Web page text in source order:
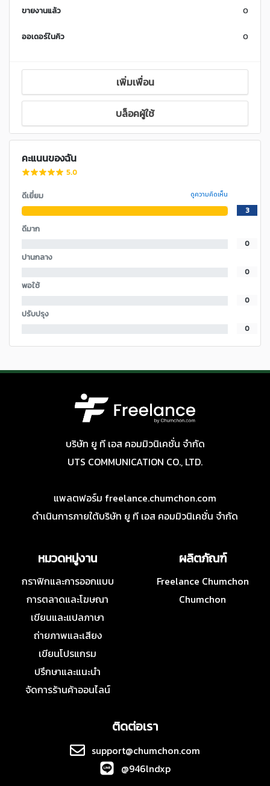
ขายงานแล้ว 0
ออเดอร์ในคิว 0
เพิ่มเพื่อน
บล็อคผู้ใช้
คะแนนของฉัน
5.0
ดีเยี่ยม ดูความคิดเห็น
3
ดีมาก
0
ปานกลาง
0
พอใช้
0
ปรับปรุง
0
บริษัท ยู ที เอส คอมมิวนิเคชั่น จำกัด
UTS COMMUNICATION CO., LTD.
แพลตฟอร์ม freelance.chumchon.com
ดำเนินการภายใต้บริษัท ยู ที เอส คอมมิวนิเคชั่น จำกัด
หมวดหมู่งาน
กราฟิกและการออกแบบ
การตลาดและโฆษณา
เขียนและแปลภาษา
ถ่ายภาพและเสียง
เขียนโปรแกรม
ปรึกษาและแนะนำ
จัดการร้านค้าออนไลน์
ผลิตภัณฑ์
Freelance Chumchon
Chumchon
ติดต่อเรา
support@chumchon.com
@946lndxp